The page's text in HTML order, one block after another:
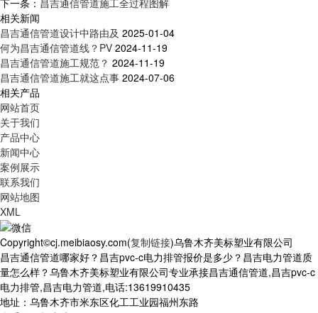
相关新闻
昌吉通信管道设计中路由及 2025-01-04
何为昌吉通信管道线？PV 2024-11-19
昌吉通信管道施工规范？ 2024-11-19
昌吉通信管道施工就这点事 2024-07-06
相关产品
网站首页
关于我们
产品中心
新闻中心
案例展示
联系我们
网站地图
XML
Copyright©cj.meibiaosy.com(复制链接)乌鲁木齐美标塑业有限公司
昌吉通信管道哪家好？昌吉pvc-c电力排管报价是多少？昌吉电力管道质
量怎么样？乌鲁木齐美标塑业有限公司专业承接昌吉通信管道,昌吉pvc-c
电力排管,昌吉电力管道,电话:13619910435
地址：乌鲁木齐市米东区化工工业园福州东路